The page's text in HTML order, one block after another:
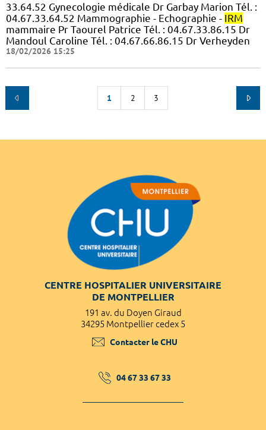
33.64.52 Gynecologie médicale Dr Garbay Marion Tél. :
04.67.33.64.52 Mammographie - Echographie - IRM
mammaire Pr Taourel Patrice Tél. : 04.67.33.86.15 Dr
Mandoul Caroline Tél. : 04.67.66.86.15 Dr Verheyden
18/02/2026 15:25
1 2 3
CENTRE HOSPITALIER UNIVERSITAIRE
DE MONTPELLIER
191 av. du Doyen Giraud
34295 Montpellier cedex 5
Contacter le CHU
04 67 33 67 33